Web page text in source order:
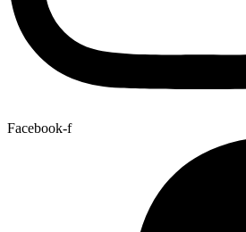
Facebook-f